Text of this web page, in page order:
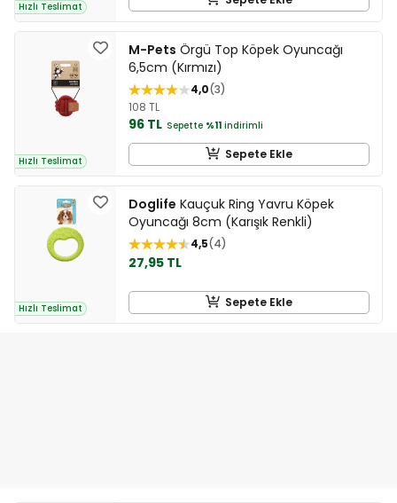
Hızlı Teslimat
Hızlı Teslimat
M-Pets Örgü Top Köpek Oyuncağı
6,5cm (Kırmızı)
4,0 3
108 TL
96 TL Sepette %11 indirimli
Sepete Ekle
Hızlı Teslimat
Doglife Kauçuk Ring Yavru Köpek
Oyuncağı 8cm (Karışık Renkli)
4,5 4
27,95 TL
Sepete Ekle